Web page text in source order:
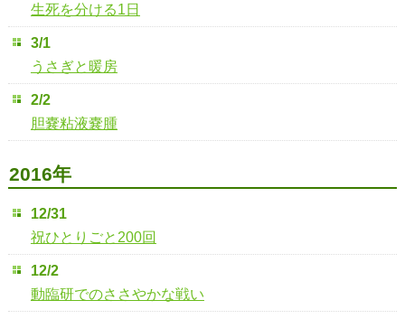
生死を分ける1日
3/1
うさぎと暖房
2/2
胆嚢粘液嚢腫
2016年
12/31
祝ひとりごと200回
12/2
動臨研でのささやかな戦い